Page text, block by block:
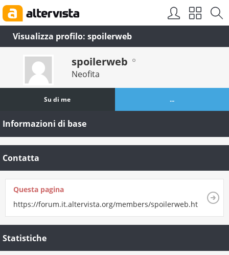
Visualizza profilo: spoilerweb
spoilerweb
Neofita
Su di me ...
Informazioni di base
Contatta
Questa pagina
https://forum.it.altervista.org/members/spoilerweb.html
Statistiche